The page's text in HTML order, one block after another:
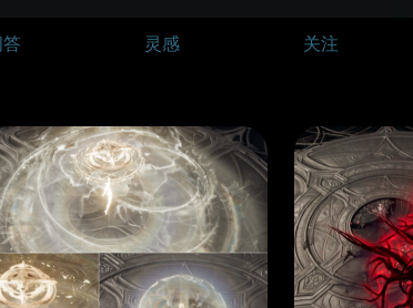
答 灵感 关注